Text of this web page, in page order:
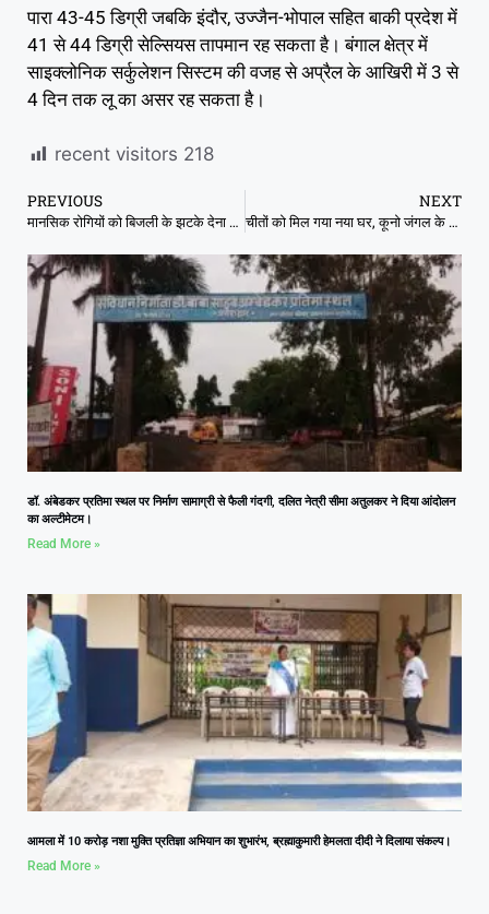
पारा 43-45 डिग्री जबकि इंदौर, उज्जैन-भोपाल सहित बाकी प्रदेश में
41 से 44 डिग्री सेल्सियस तापमान रह सकता है। बंगाल क्षेत्र में
साइक्लोनिक सर्कुलेशन सिस्टम की वजह से अप्रैल के आखिरी में 3 से
4 दिन तक लू का असर रह सकता है।
recent visitors 218
PREVIOUS
मानसिक रोगियों को बिजली के झटके देना बंद, संगीत और गेम्स से करेंगे इलाज
NEXT
चीतों को मिल गया नया घर, कूनो जंगल के बाद गांधी सागर में शिफ्ट होंगे , गांधी सागर अभ्यारण में सारी तैयारी पूरी
डॉ. अंबेडकर प्रतिमा स्थल पर निर्माण सामाग्री से फैली गंदगी, दलित नेत्री सीमा अतुलकर ने दिया आंदोलन
का अल्टीमेटम।
Read More »
आमला में 10 करोड़ नशा मुक्ति प्रतिज्ञा अभियान का शुभारंभ, ब्रह्माकुमारी हेमलता दीदी ने दिलाया संकल्प।
Read More »